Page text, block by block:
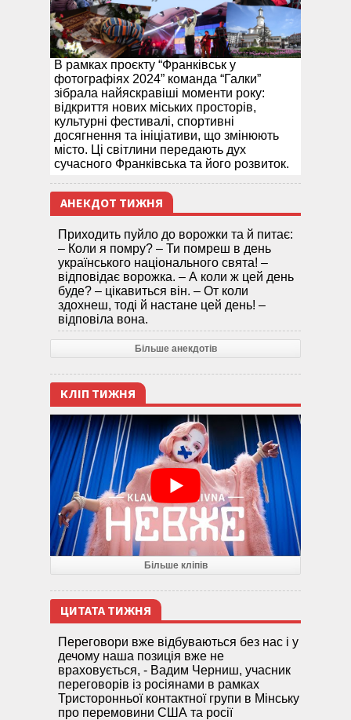
В рамках проєкту “Франківськ у
фотографіях 2024” команда “Галки”
зібрала найяскравіші моменти року:
відкриття нових міських просторів,
культурні фестивалі, спортивні
досягнення та ініціативи, що змінюють
місто. Ці світлини передають дух
сучасного Франківська та його розвиток.
АНЕКДОТ ТИЖНЯ
Приходить пуйло до ворожки та й питає:
– Коли я помру? – Ти помреш в день
українського національного свята! –
відповідає ворожка. – А коли ж цей день
буде? – цікавиться він. – От коли
здохнеш, тоді й настане цей день! –
відповіла вона.
Більше анекдотів
КЛІП ТИЖНЯ
Більше кліпів
ЦИТАТА ТИЖНЯ
Переговори вже відбуваються без нас і у
дечому наша позиція вже не
враховується, - Вадим Черниш, учасник
переговорів із росіянами в рамках
Тристоронньої контактної групи в Мінську
про перемовини США та росії